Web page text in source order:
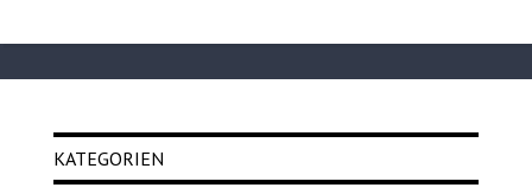
KATEGORIEN